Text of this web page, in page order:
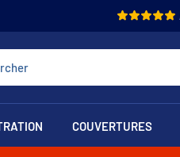
COUVERTURES